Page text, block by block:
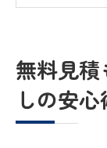
大阪府八
コツ
近距
無料見
しの安心